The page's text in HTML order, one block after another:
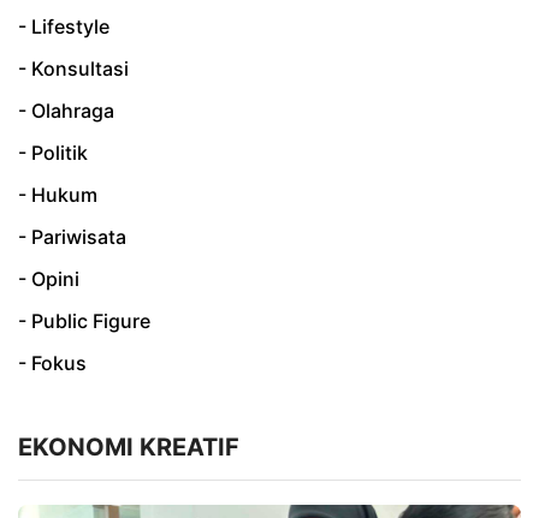
- Lifestyle
- Konsultasi
- Olahraga
- Politik
- Hukum
- Pariwisata
- Opini
- Public Figure
- Fokus
EKONOMI KREATIF